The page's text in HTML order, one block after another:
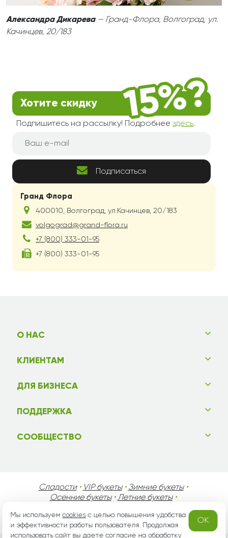
Александра Дикарева— Гранд-Флора, Волгоград, ул.
Качинцев, 20/183
Гранд Флора
400010, Волгоград, ул.Качинцев, 20/183
volgograd@grand-flora.ru
+7 (800) 333-01-95
+7 (800) 333-01-95
Хотите скидку
Подпишитесь на рассылку! Подробнее здесь.
Подписаться
О НАС
КЛИЕНТАМ
ДЛЯ БИЗНЕСА
ПОДДЕРЖКА
СООБЩЕСТВО
Сладости• VIP букеты• Зимние букеты•
Осенние букеты•Летние букеты•
День Матери• День Мужчин•Праздники!
Мы используемcookiesс целью повышения удобства
и эффективности работы пользователя. Продолжая
использовать сайт вы даете согласие наобработку
OK